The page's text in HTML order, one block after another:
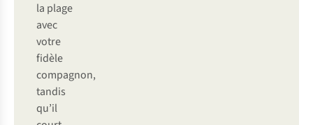
la plage
avec
votre
fidèle
compagnon,
tandis
qu’il